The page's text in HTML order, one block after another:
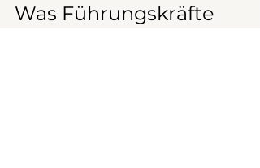
Was Führungskräfte